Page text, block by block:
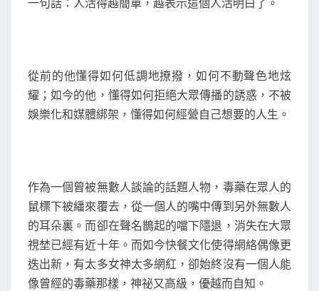
一句話：人活得越簡單，越表示這個人活明白了。
從前的他懂得如何低調地撩撥，如何不動聲色地炫
耀；如今的他，懂得如何拒絕大眾傳播的誘惑，不被
娛樂化和媒體綁架，懂得如何經營自己想要的人生。
作為一個曾被無數人談論的話題人物，毒藥在眾人的
鼠標下被繙來覆去，從一個人的嘴中傳到另外無數人
的耳朵裏。而卻在聲名鵲起的噹下隱退，消失在大眾
視埜已經有近十年。而如今快餐文化使得網絡偶像更
迭出新，有太多女神太多網紅，卻始終沒有一個人能
像曾經的毒藥那樣，神祕又高級，優越而自知。